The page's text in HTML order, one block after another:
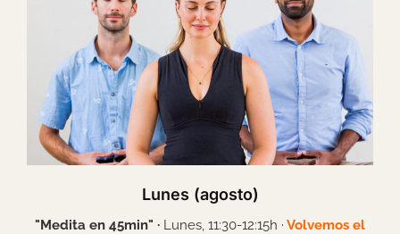
Lunes (agosto)
"Medita en 45min" · Lunes, 11:30-12:15h · Volvemos el